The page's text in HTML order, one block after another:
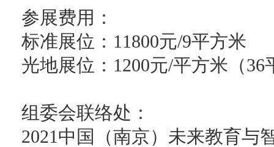
参展费用：
标准展位：11800元/9平方米
光地展位：1200元/平方米（36
组委会联络处：
2021中国（南京）未来教育与